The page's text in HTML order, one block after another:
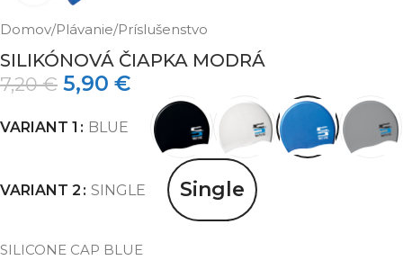
Domov/Plávanie/Príslušenstvo
SILIKÓNOVÁ ČIAPKA MODRÁ
7,20€ 5,90 €
VARIANT 1 BLUE
VARIANT 2 SINGLE Single
SILICONE CAP BLUE